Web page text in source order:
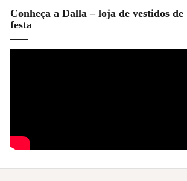
Conheça a Dalla – loja de vestidos de
festa